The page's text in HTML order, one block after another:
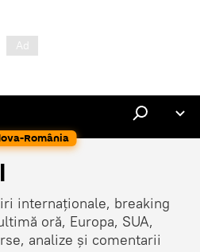
România
internaționale, breaking
oră, Europa, SUA,
analize și comentarii